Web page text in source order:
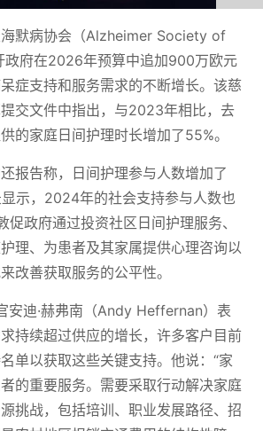
默病协会（Alzheimer Society of
政府在2026年预算中追加900万欧元
症支持和服务需求的不断增长。该慈
交文件中指出，与2023年相比，去
的家庭日间护理时长增加了55%。
报告称，日间护理参与人数增加了
示，2024年的社会支持参与人数也
促政府通过投资社区日间护理服务、
理、为患者及其家属提供心理咨询以
改善获取服务的公平性。
安迪·赫弗南（Andy Heffernan）表
持续超过供应的增长，许多客户目前
单以获取这些关键支持。他说：“家
的重要服务。需要采取行动解决家庭
挑战，包括培训、职业发展路径、招